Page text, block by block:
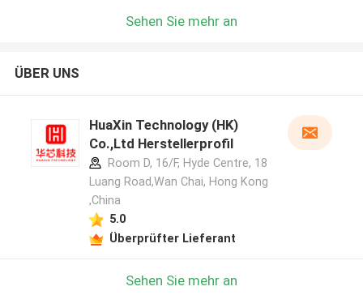
Sehen Sie mehr an
ÜBER UNS
HuaXin Technology (HK)
Co.,Ltd Herstellerprofil
Room D, 16/F, Hyde Centre, 18
Luang Road,Wan Chai, Hong Kong
,China
5.0
Überprüfter Lieferant
Sehen Sie mehr an